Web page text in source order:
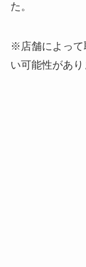
た。
※店舗によって
い可能性があり